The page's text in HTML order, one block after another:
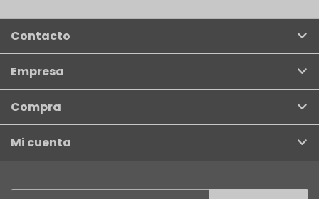
Contacto
Empresa
Compra
Mi cuenta